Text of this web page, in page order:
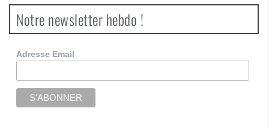
Notre newsletter hebdo !
Adresse Email